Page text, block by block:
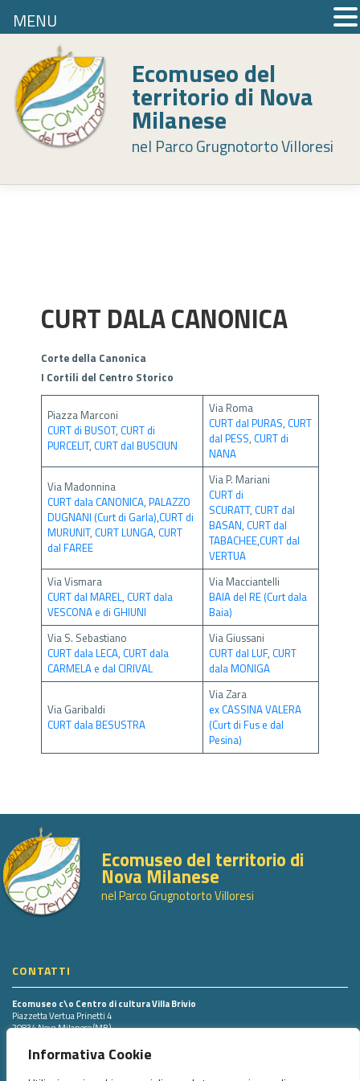
Informativa Cookie
content
Ecomuseo del
territorio di Nova
Milanese
nel Parco Grugnotorto Villoresi
CURT DALA CANONICA
Corte della Canonica
I Cortili del Centro Storico
Piazza Marconi
CURT di BUSOT, CURT di
PURCELIT, CURT dal BUSCIUN
Via Roma
CURT dal PURAS, CURT
dal PESS, CURT di
NANA
Via Madonnina
CURT dala CANONICA, PALAZZO
DUGNANI (Curt di Garla),CURT di
MURUNIT, CURT LUNGA, CURT
dal FAREE
Via P. Mariani
CURT di
SCURATT, CURT dal
BASAN, CURT dal
TABACHEE,CURT dal
VERTUA
Via Vismara
CURT dal MAREL, CURT dala
VESCONA e di GHIUNI
Via Macciantelli
BAIA del RE (Curt dala
Baia)
Via S. Sebastiano
CURT dala LECA, CURT dala
CARMELA e dal CIRIVAL
Via Giussani
CURT dal LUF, CURT
dala MONIGA
Via Garibaldi
CURT dala BESUSTRA
Via Zara
ex CASSINA VALERA
(Curt di Fus e dal
Pesina)
Ecomuseo del territorio di
Nova Milanese
nel Parco Grugnotorto Villoresi
CONTATTI
Ecomuseo c\o Centro di cultura Villa Brivio
Piazzetta Vertua Prinetti 4
20834 Nova Milanese (MB)
MENU